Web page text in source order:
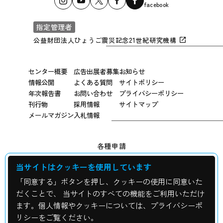
facebook
指定管理者
公益財団法人ひょうご震災記念21世紀研究機構
センター概要
情報公開
年次報告書
刊行物
メールマガジン
広告出展者募集
よくある質問
お問い合わせ
採用情報
入札情報
お知らせ
サイトポリシー
プライバシーポリシー
サイトマップ
各種申請
広報用写真申し込み
震災資料の貸出について
校外学習・修学旅行・視察申込み
当サイトはクッキーを使用しています
「同意する」ボタンを押し、クッキーの使用に同意いた
だくことで、 当サイトのすべての機能をご利用いただけ
ます。個人情報やクッキーについては、プライバシーポ
リシーをご覧ください。